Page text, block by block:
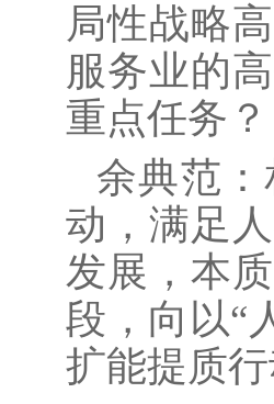
局性战略
服务业的
重点任务？
余典范
动，满足
发展，本
段，向以“
扩能提质